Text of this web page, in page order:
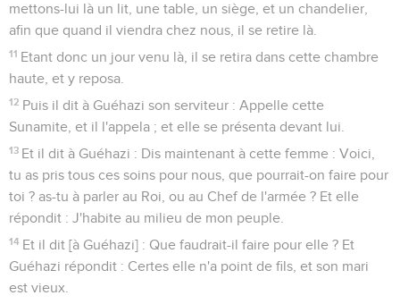
mettons-lui là un lit, une table, un siège, et un chandelier,
afin que quand il viendra chez nous, il se retire là.
11 Etant donc un jour venu là, il se retira dans cette chambre
haute, et y reposa.
12 Puis il dit à Guéhazi son serviteur : Appelle cette
Sunamite, et il l'appela ; et elle se présenta devant lui.
13 Et il dit à Guéhazi : Dis maintenant à cette femme : Voici,
tu as pris tous ces soins pour nous, que pourrait-on faire pour
toi ? as-tu à parler au Roi, ou au Chef de l'armée ? Et elle
répondit : J'habite au milieu de mon peuple.
14 Et il dit [à Guéhazi] : Que faudrait-il faire pour elle ? Et
Guéhazi répondit : Certes elle n'a point de fils, et son mari
est vieux.